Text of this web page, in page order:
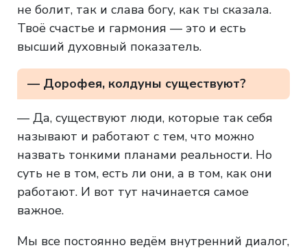
не болит, так и слава богу, как ты сказала.
Твоё счастье и гармония — это и есть
высший духовный показатель.
— Дорофея, колдуны существуют?
— Да, существуют люди, которые так себя
называют и работают с тем, что можно
назвать тонкими планами реальности. Но
суть не в том, есть ли они, а в том, как они
работают. И вот тут начинается самое
важное.
Мы все постоянно ведём внутренний диалог,